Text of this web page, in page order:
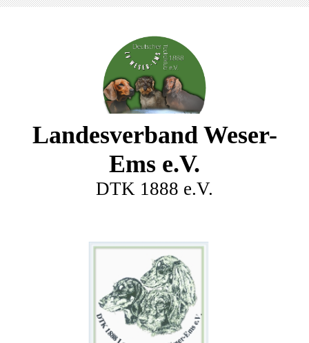
Landesverband Weser-
Ems e.V.
DTK 1888 e.V.